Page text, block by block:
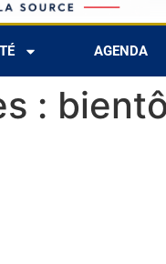
AGENDA
: